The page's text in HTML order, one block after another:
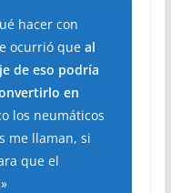
hacer con
ocurrió que al
de eso podría
en
los neumáticos
me llaman, si
que el